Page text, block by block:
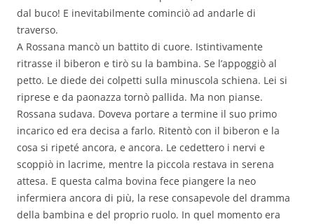
dal buco! E inevitabilmente cominciò ad andarle di
traverso.
A Rossana mancò un battito di cuore. Istintivamente
ritrasse il biberon e tirò su la bambina. Se l’appoggiò al
petto. Le diede dei colpetti sulla minuscola schiena. Lei si
riprese e da paonazza tornò pallida. Ma non pianse.
Rossana sudava. Doveva portare a termine il suo primo
incarico ed era decisa a farlo. Ritentò con il biberon e la
cosa si ripeté ancora, e ancora. Le cedettero i nervi e
scoppiò in lacrime, mentre la piccola restava in serena
attesa. E questa calma bovina fece piangere la neo
infermiera ancora di più, la rese consapevole del dramma
della bambina e del proprio ruolo. In quel momento era